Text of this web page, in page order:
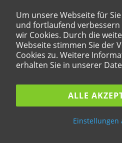
Um unsere Webseite für
und fortlaufend
wir Cookies. Durch die
Webseite stimmen Sie der
Cookies zu. Weitere
erhalten Sie in unserer
ALLE
Einstellungen